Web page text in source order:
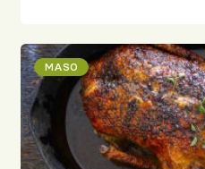
MASO